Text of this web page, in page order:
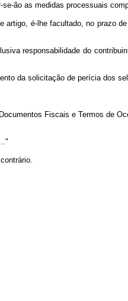
ão as medidas processuais
artigo, é-lhe facultado, no prazo
responsabilidade do
da solicitação de perícia dos
Fiscais e Termos de